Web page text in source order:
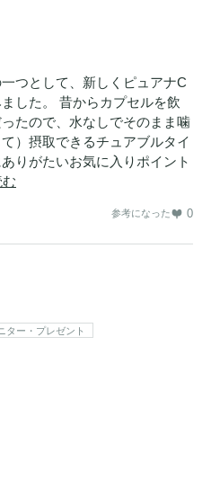
つとして、新しくピュアナC
した。 昔からカプセルを飲
たので、水なしでそのまま噛
）摂取できるチュアブルタイ
りがたいお気に入りポイント
参考になった 0
ター・プレゼント